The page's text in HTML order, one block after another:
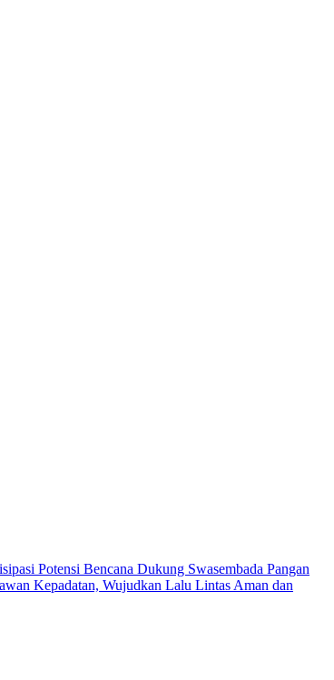
Potensi Bencana Dukung Swasembada Pangan
Kepadatan, Wujudkan Lalu Lintas Aman dan